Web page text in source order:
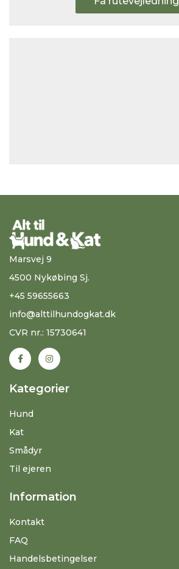
Marsvej 9
4500 Nykøbing Sj.
+45 59655663
info@alttilhundogkat.dk
CVR nr.: 15730641
Kategorier
Hund
Kat
Smådyr
Til ejeren
Information
Kontakt
FAQ
Handelsbetingelser